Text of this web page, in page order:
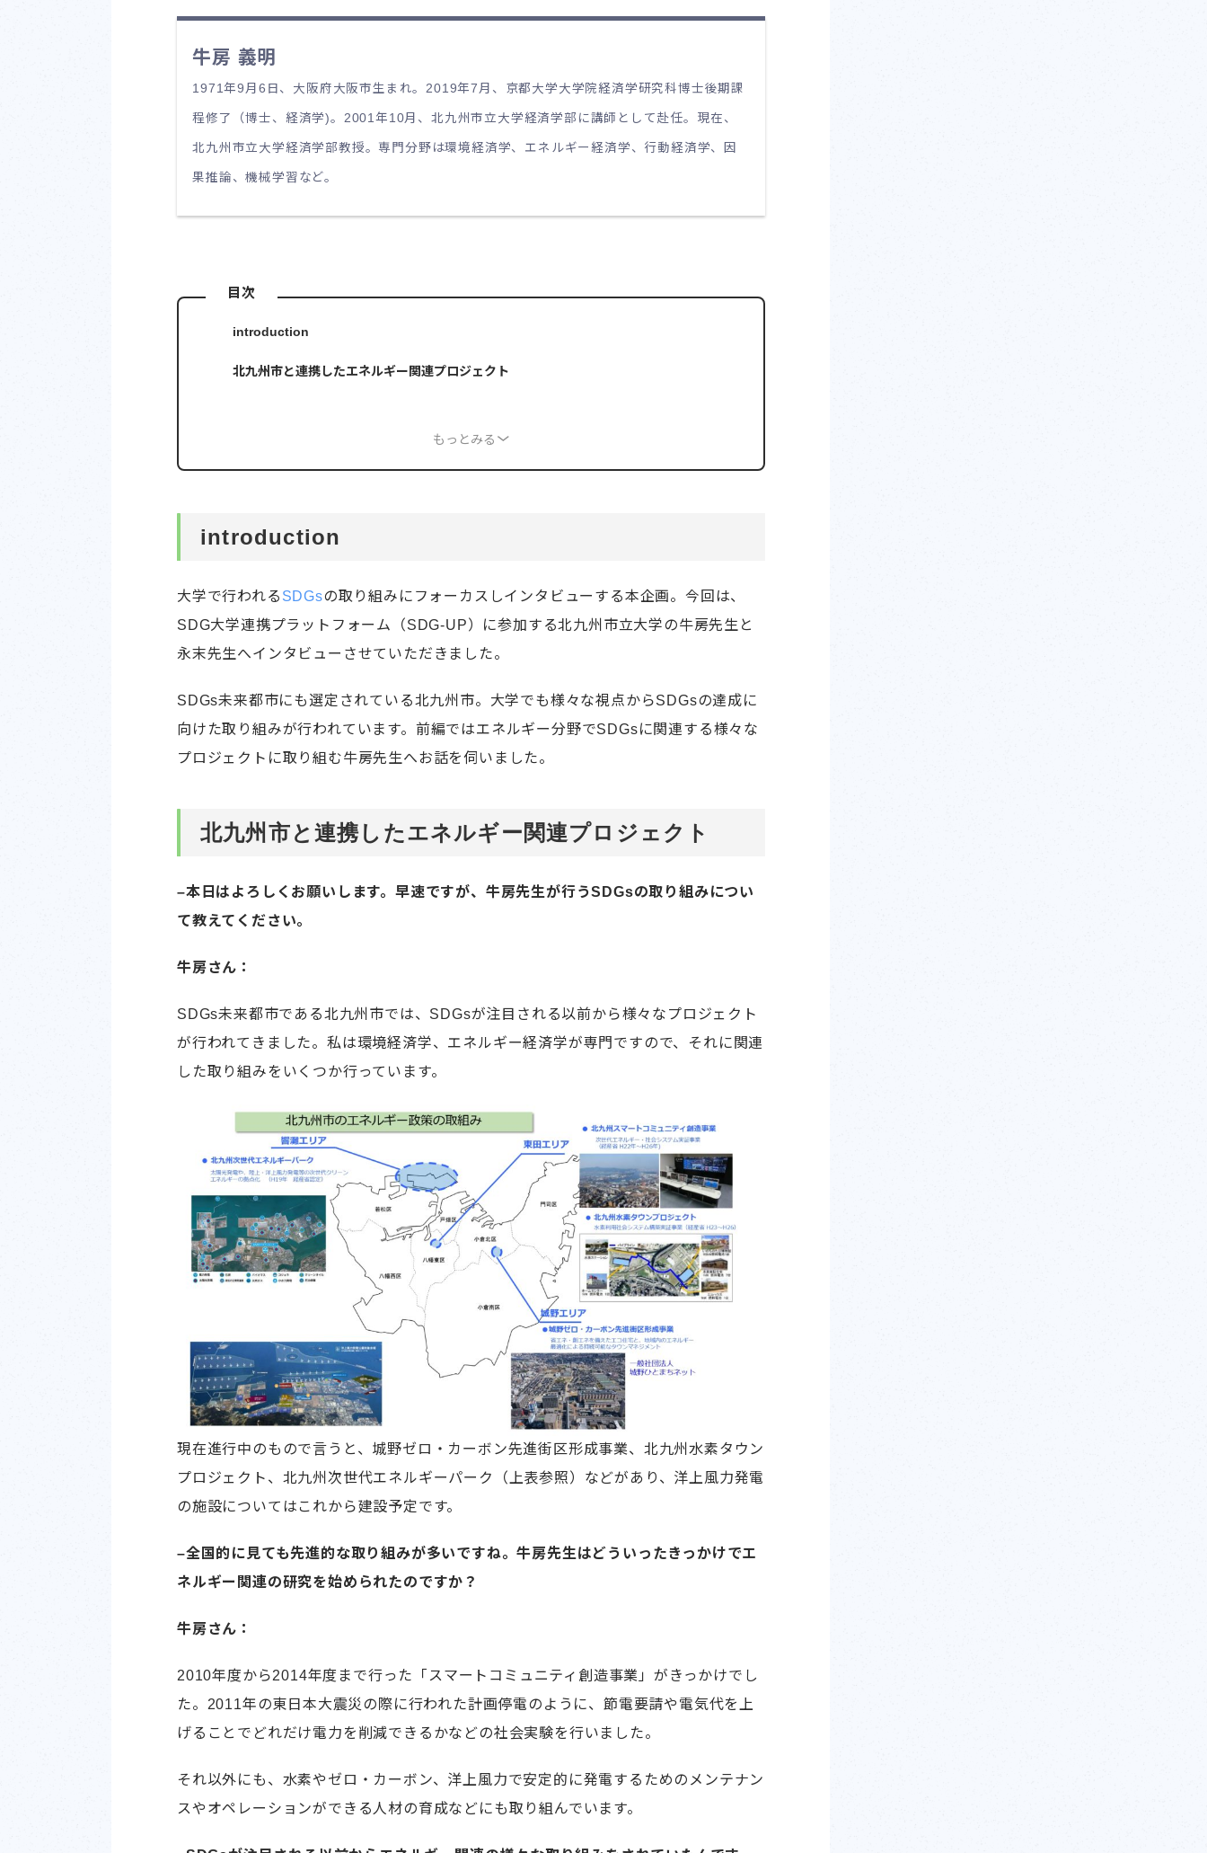
牛房 義明
1971年9月6日、大阪府大阪市生まれ。2019年7月、京都大学大学院経済学研究科博士後期課
程修了（博士、経済学)。2001年10月、北九州市立大学経済学部に講師として赴任。現在、
北九州市立大学経済学部教授。専門分野は環境経済学、エネルギー経済学、行動経済学、因
果推論、機械学習など。
目次
introduction
北九州市と連携したエネルギー関連プロジェクト
もっとみる
introduction
大学で行われる SDGsの取り組みにフォーカスしインタビューする本企画。今回は、
SDG大学連携プラットフォーム（SDG-UP）に参加する北九州市立大学の牛房先生と
永末先生へインタビューさせていただきました。
SDGs未来都市にも選定されている北九州市。大学でも様々な視点からSDGsの達成に
向けた取り組みが行われています。前編ではエネルギー分野でSDGsに関連する様々な
プロジェクトに取り組む牛房先生へお話を伺いました。
北九州市と連携したエネルギー関連プロジェクト
–本日はよろしくお願いします。早速ですが、牛房先生が行うSDGsの取り組みについ
て教えてください。
牛房さん：
SDGs未来都市である北九州市では、SDGsが注目される以前から様々なプロジェクト
が行われてきました。私は環境経済学、エネルギー経済学が専門ですので、それに関連
した取り組みをいくつか行っています。
現在進行中のもので言うと、城野ゼロ・カーボン先進街区形成事業、北九州水素タウン
プロジェクト、北九州次世代エネルギーパーク（上表参照）などがあり、洋上風力発電
の施設についてはこれから建設予定です。
–全国的に見ても先進的な取り組みが多いですね。牛房先生はどういったきっかけでエ
ネルギー関連の研究を始められたのですか？
牛房さん：
2010年度から2014年度まで行った「スマートコミュニティ創造事業」がきっかけでし
た。2011年の東日本大震災の際に行われた計画停電のように、節電要請や電気代を上
げることでどれだけ電力を削減できるかなどの社会実験を行いました。
それ以外にも、水素やゼロ・カーボン、洋上風力で安定的に発電するためのメンテナン
スやオペレーションができる人材の育成などにも取り組んでいます。